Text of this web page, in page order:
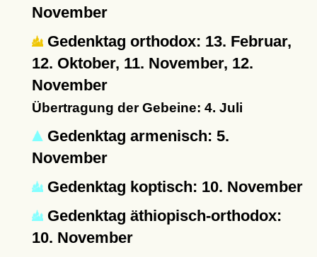
November
Gedenktag orthodox: 13. Februar,
12. Oktober, 11. November, 12.
November
Übertragung der Gebeine: 4. Juli
Gedenktag armenisch: 5.
November
Gedenktag koptisch: 10. November
Gedenktag äthiopisch-orthodox:
10. November